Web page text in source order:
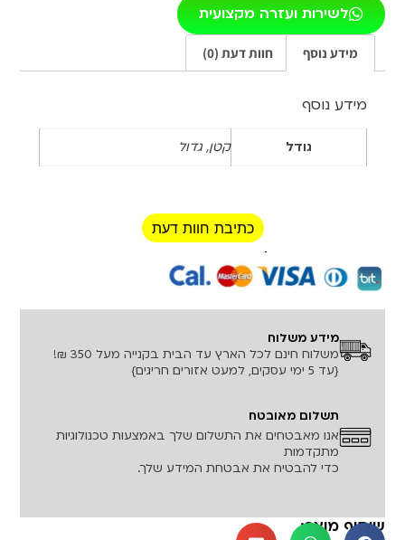
לשירות ועזרה מקצועית
מידע נוסף חוות דעת (0)
מידע נוסף
גודל קטן, גדול
כתיבת חוות דעת
רכישה מאובטחת!
מידע משלוח
משלוח חינם לכל הארץ עד הבית בקנייה מעל 350 ₪!
{עד 5 ימי עסקים, למעט אזורים חריגים}
תשלום מאובטח
אנו מאבטחים את התשלום שלך באמצעות טכנולוגיות
מתקדמות
כדי להבטיח את אבטחת המידע שלך.
שיתוף מוצר: